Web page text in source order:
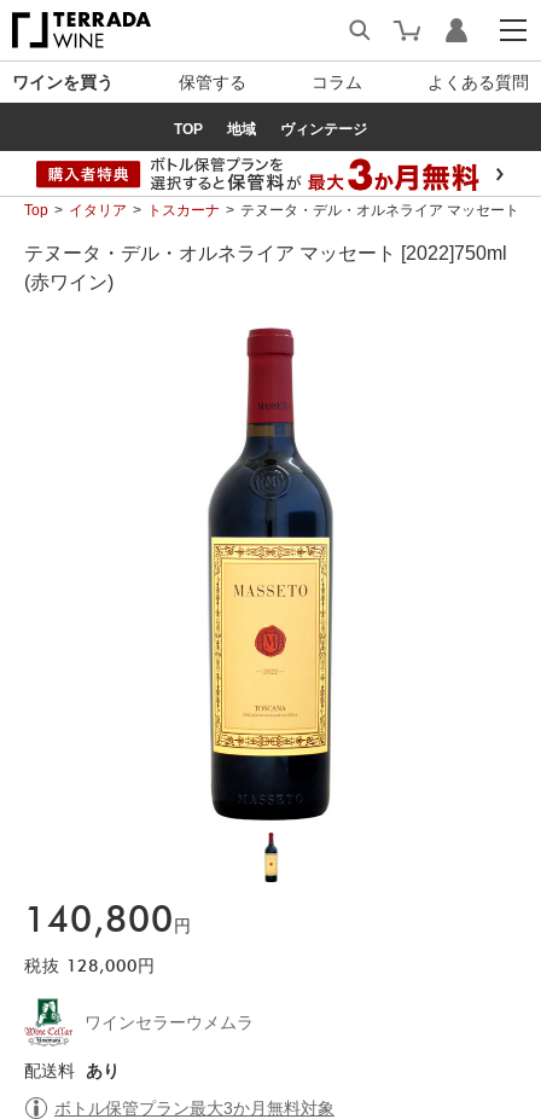
ワインを買う 保管する コラム よくある質問
TOP 地域 ヴィンテージ
Top イタリア トスカーナ テヌータ・デル・オルネライア マッセート
テヌータ・デル・オルネライア マッセート [2022]750ml
(赤ワイン)
140,800 円
税抜 128,000 円
ワインセラーウメムラ
配送料
あり
ボトル保管プラン最大3か月無料対象